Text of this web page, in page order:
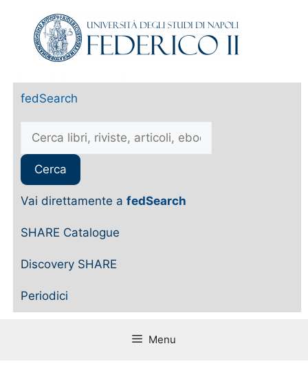
fedSearch
Vai direttamente a fedSearch
SHARE Catalogue
Discovery SHARE
Periodici
Menu